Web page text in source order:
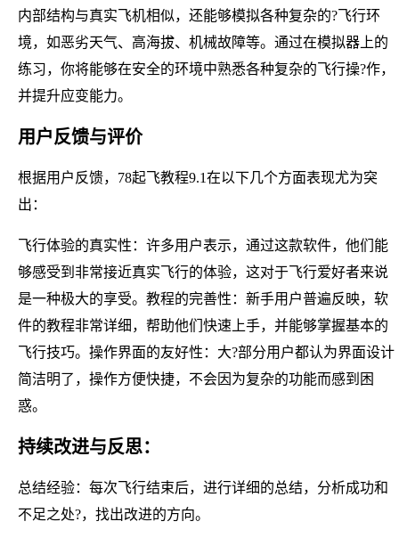
内部结构与真实飞机相似，还能够模拟各种复杂的?飞行环
境，如恶劣天气、高海拔、机械故障等。通过在模拟器上的
练习，你将能够在安全的环境中熟悉各种复杂的飞行操?作，
并提升应变能力。
用户反馈与评价
根据用户反馈，78起飞教程9.1在以下几个方面表现尤为突
出：
飞行体验的真实性：许多用户表示，通过这款软件，他们能
够感受到非常接近真实飞行的体验，这对于飞行爱好者来说
是一种极大的享受。教程的完善性：新手用户普遍反映，软
件的教程非常详细，帮助他们快速上手，并能够掌握基本的
飞行技巧。操作界面的友好性：大?部分用户都认为界面设计
简洁明了，操作方便快捷，不会因为复杂的功能而感到困
惑。
持续改进与反思：
总结经验：每次飞行结束后，进行详细的总结，分析成功和
不足之处?，找出改进的方向。